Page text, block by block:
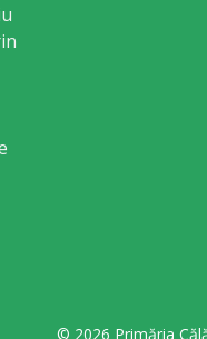
© 2026 Primăria